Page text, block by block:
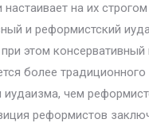
настаивает на их
и реформистский
этом
более
иудаизма, чем
реформистов